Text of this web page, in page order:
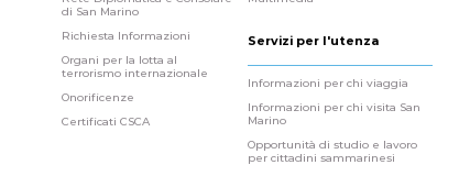
di San Marino
Richiesta Informazioni
Organi per la lotta al
terrorismo internazionale
Onorificenze
Certificati CSCA
Servizi per l'utenza
Informazioni per chi viaggia
Informazioni per chi visita San
Marino
Opportunità di studio e lavoro
per cittadini sammarinesi